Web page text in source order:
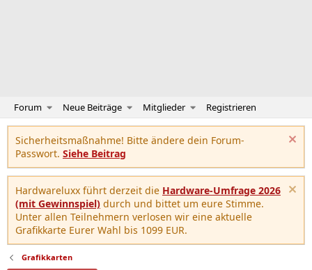
Forum Neue Beiträge Mitglieder Registrieren
Sicherheitsmaßnahme! Bitte ändere dein Forum-
Passwort. Siehe Beitrag
Hardwareluxx führt derzeit die Hardware-Umfrage 2026
(mit Gewinnspiel) durch und bittet um eure Stimme.
Unter allen Teilnehmern verlosen wir eine aktuelle
Grafikkarte Eurer Wahl bis 1099 EUR.
Grafikkarten